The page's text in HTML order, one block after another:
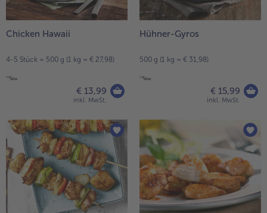
Chicken Hawaii
4-5 Stück = 500 g (1 kg = € 27,98)
€ 13,99
inkl. MwSt.
Hühner-Gyros
500 g (1 kg = € 31,98)
€ 15,99
inkl. MwSt.